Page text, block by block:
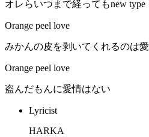
オレらいつまで経ってもnew type
Orange peel love
みかんの皮を剥いてくれるのは愛
Orange peel love
盗んだもんに愛情はない
Lyricist
HARKA